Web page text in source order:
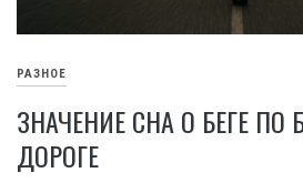
РАЗНОЕ
ЗНАЧЕНИЕ СНА О БЕГЕ ПО
ДОРОГЕ